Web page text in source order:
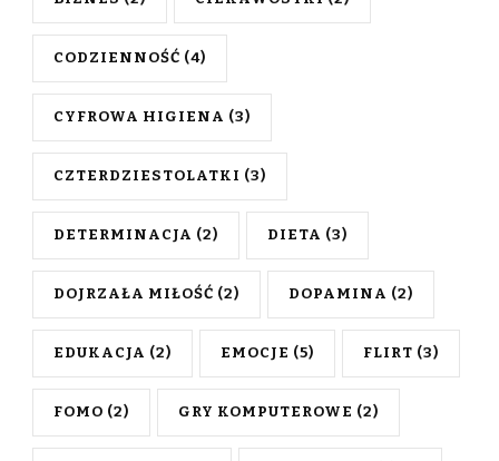
CODZIENNOŚĆ (4)
CYFROWA HIGIENA (3)
CZTERDZIESTOLATKI (3)
DETERMINACJA (2) DIETA (3)
DOJRZAŁA MIŁOŚĆ (2) DOPAMINA (2)
EDUKACJA (2) EMOCJE (5) FLIRT (3)
FOMO (2) GRY KOMPUTEROWE (2)